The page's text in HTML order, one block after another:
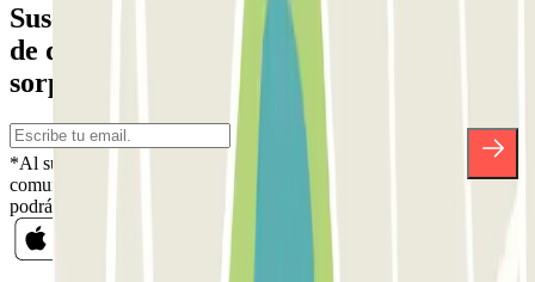
Suscríbete a nuestra newsletter y entérate
de descuentos, sorteos y otras muchas
sorpresas.
*Al suscribirte aceptas nuestra Política de Privacidad para recibir
comunicaciones comerciales de Parclick. Sin ningún compromiso,
podrás darte de baja cuando quieras en la misma newsletter.